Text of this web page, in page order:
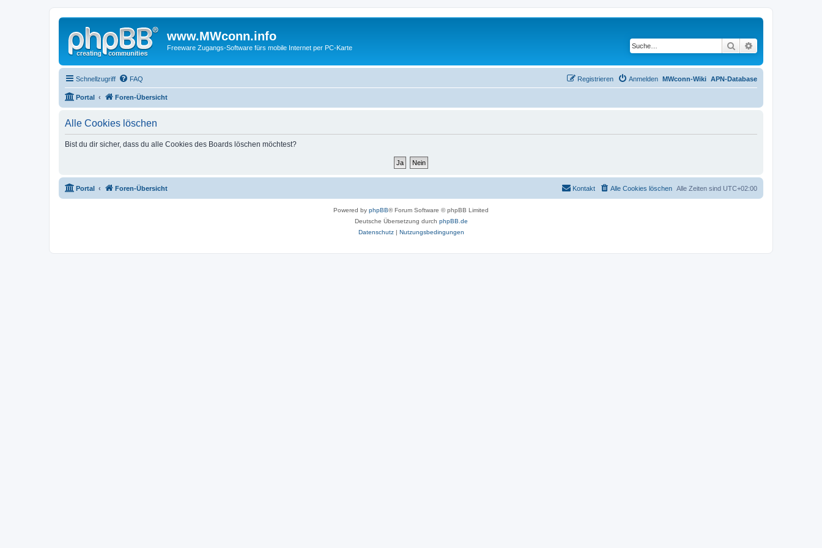
www.MWconn.info
Freeware Zugangs-Software fürs mobile Internet per PC-Karte Suche
Schnellzugriff FAQ APN-Database
MWconn-Wiki
Anmelden
Registrieren
Portal Foren-Übersicht
Alle Cookies löschen
Bist du dir sicher, dass du alle Cookies des Boards löschen möchtest?
Portal Foren-Übersicht Alle Zeiten sind UTC+02:00
Alle Cookies löschen
Kontakt
Powered by phpBB® Forum Software © phpBB Limited
Deutsche Übersetzung durch phpBB.de
Datenschutz| Nutzungsbedingungen